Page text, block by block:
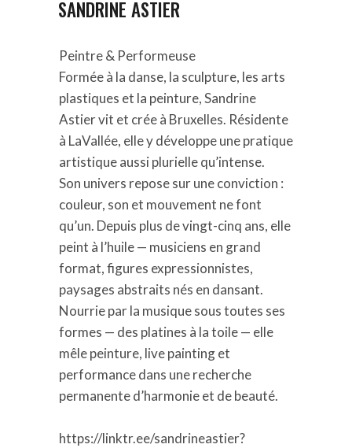
SANDRINE ASTIER
Peintre & Performeuse
Formée à la danse, la sculpture, les arts
plastiques et la peinture, Sandrine
Astier vit et crée à Bruxelles. Résidente
à LaVallée, elle y développe une pratique
artistique aussi plurielle qu’intense.
Son univers repose sur une conviction :
couleur, son et mouvement ne font
qu’un. Depuis plus de vingt-cinq ans, elle
peint à l’huile — musiciens en grand
format, figures expressionnistes,
paysages abstraits nés en dansant.
Nourrie par la musique sous toutes ses
formes — des platines à la toile — elle
mêle peinture, live painting et
performance dans une recherche
permanente d’harmonie et de beauté.
https://linktr.ee/sandrineastier?